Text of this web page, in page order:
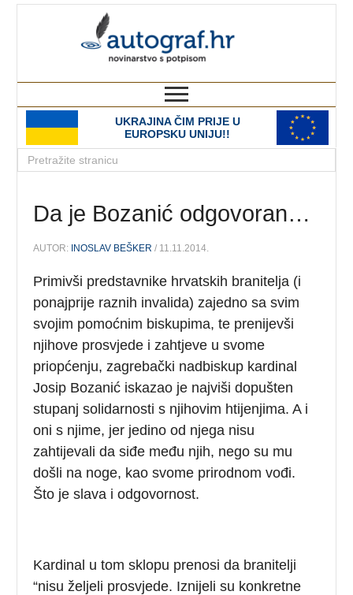
UKRAJINA ČIM PRIJE U
EUROPSKU UNIJU!!
Da je Bozanić odgovoran…
AUTOR: INOSLAV BEŠKER / 11.11.2014.
Primivši predstavnike hrvatskih branitelja (i
ponajprije raznih invalida) zajedno sa svim
svojim pomoćnim biskupima, te prenijevši
njihove prosvjede i zahtjeve u svome
priopćenju, zagrebački nadbiskup kardinal
Josip Bozanić iskazao je najviši dopušten
stupanj solidarnosti s njihovim htijenjima. A i
oni s njime, jer jedino od njega nisu
zahtijevali da siđe među njih, nego su mu
došli na noge, kao svome prirodnom vođi.
Što je slava i odgovornost.
Kardinal u tom sklopu prenosi da branitelji
“nisu željeli prosvjede. Iznijeli su konkretne